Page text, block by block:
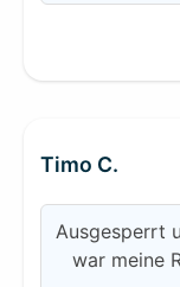
Timo C.
Ausgesperrt
war meine